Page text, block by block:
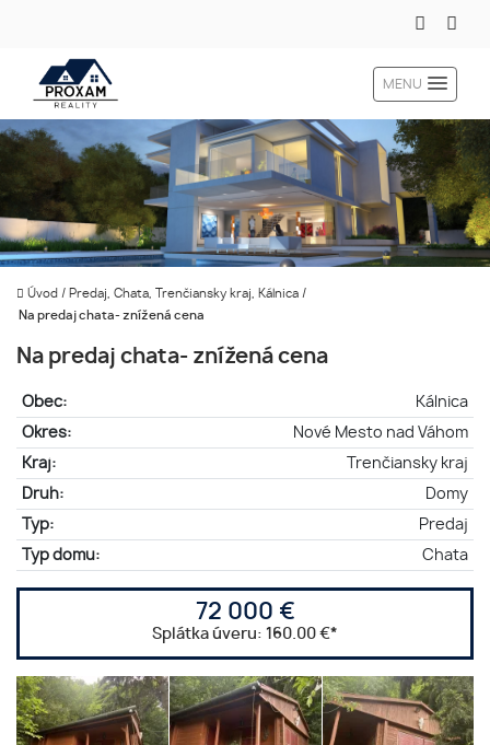
MENU
Úvod / Predaj, Chata, Trenčiansky kraj, Kálnica /
Na predaj chata- znížená cena
Na predaj chata- znížená cena
Obec:
Kálnica
Okres:
Nové Mesto nad Váhom
Kraj:
Trenčiansky kraj
Druh:
Domy
Typ:
Predaj
Typ domu:
Chata
72 000 €
Splátka úveru: 160.00 €*